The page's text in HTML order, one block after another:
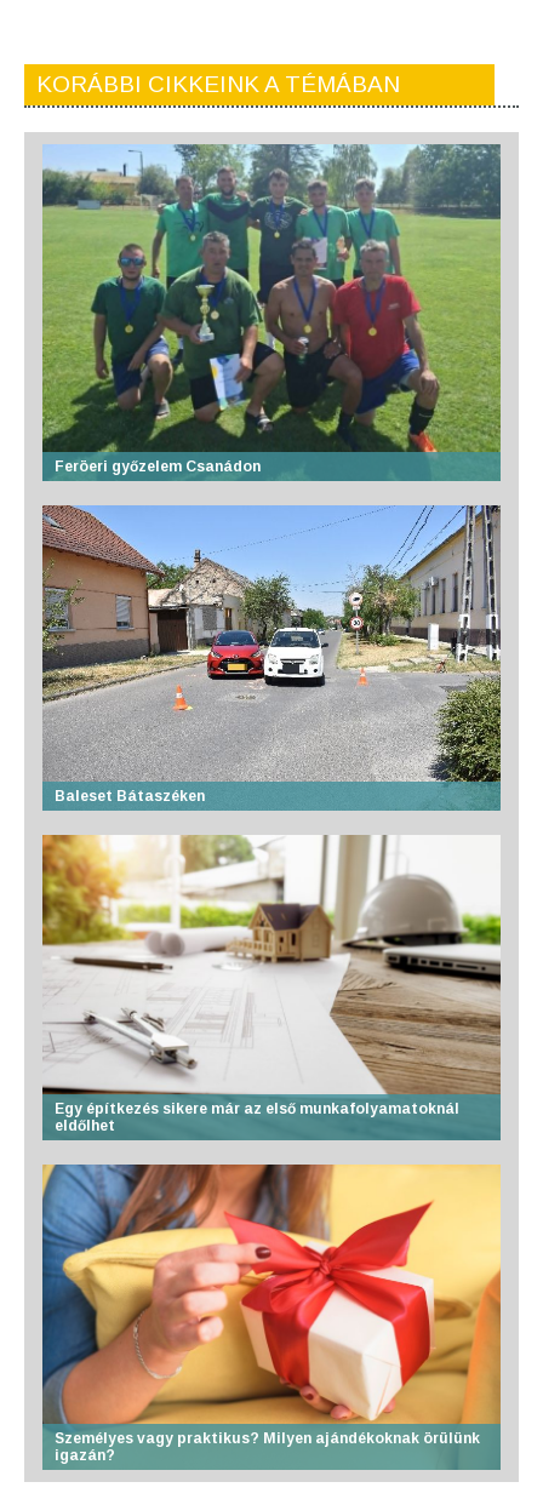
KORÁBBI CIKKEINK A TÉMÁBAN
Feröeri győzelem Csanádon
Baleset Bátaszéken
Egy építkezés sikere már az első munkafolyamatoknál
eldőlhet
Személyes vagy praktikus? Milyen ajándékoknak örülünk
igazán?